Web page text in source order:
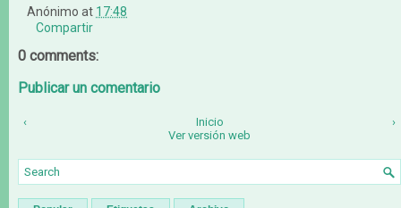
Anónimo at 17:48
Compartir
0 comments:
Publicar un comentario
‹ ›
Inicio
Ver versión web